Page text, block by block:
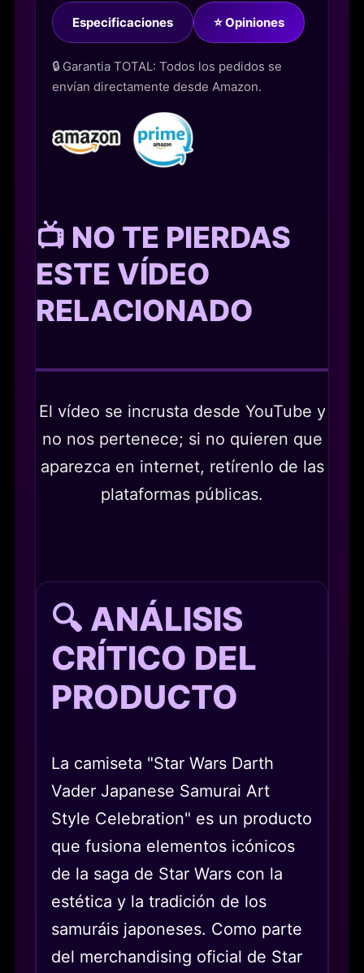
Especificaciones ⭐ Opiniones
🔒 Garantia TOTAL: Todos los pedidos se
envían directamente desde Amazon.
📺 NO TE PIERDAS
ESTE VÍDEO
RELACIONADO
El vídeo se incrusta desde YouTube y
no nos pertenece; si no quieren que
aparezca en internet, retírenlo de las
plataformas públicas.
🔍 ANÁLISIS
CRÍTICO DEL
PRODUCTO
La camiseta "Star Wars Darth
Vader Japanese Samurai Art
Style Celebration" es un producto
que fusiona elementos icónicos
de la saga de Star Wars con la
estética y la tradición de los
samuráis japoneses. Como parte
del merchandising oficial de Star